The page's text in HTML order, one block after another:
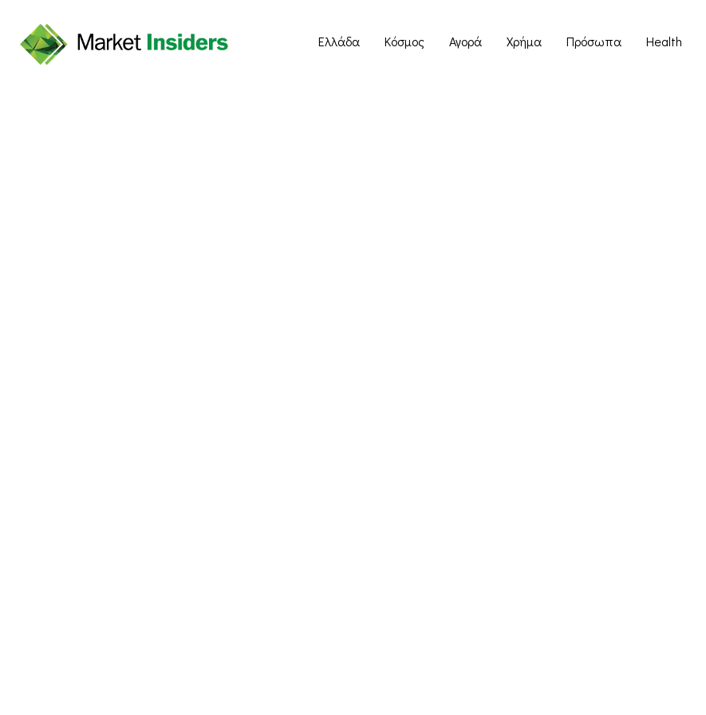
Ελλάδα Κόσμος Αγορά Χρήμα Πρόσωπα Health